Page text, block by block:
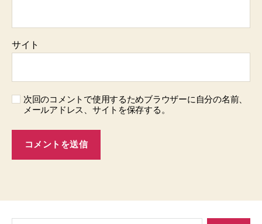
サイト
次回のコメントで使用するためブラウザーに自分の名前、
メールアドレス、サイトを保存する。